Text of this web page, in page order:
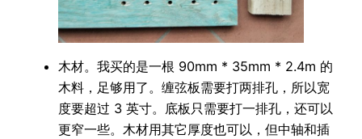
木材。我买的是一根 90mm * 35mm * 2.4m 的
木料，足够用了。缠弦板需要打两排孔，所以宽
度要超过 3 英寸。底板只需要打一排孔，还可以
更窄一些。木材用其它厚度也可以，但中轴和插